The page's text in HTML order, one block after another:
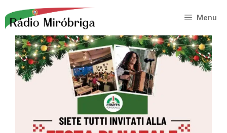
para
conteúdo
Menu